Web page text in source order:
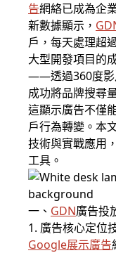
告網絡已成為企
新數據顯示，
戶，每天處理超
大型開發項目的
——透過360度影
成功將品牌搜尋
這顯示廣告不僅
戶行為轉變。本
技術與實戰應用
工具。
一、 GDN廣告投
1. 廣告核心定位
Google展示廣告